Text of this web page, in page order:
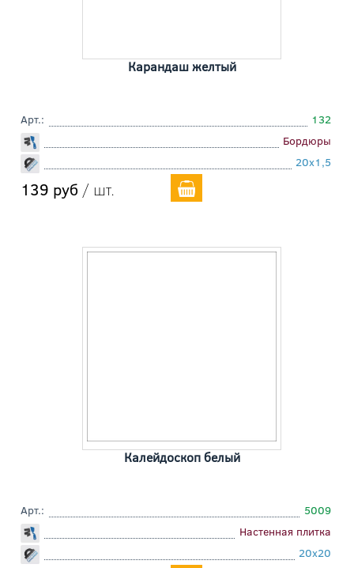
Карандаш желтый
Арт.:
132
Бордюры
20x1,5
139 руб / шт.
Калейдоскоп белый
Арт.:
5009
Настенная плитка
20x20